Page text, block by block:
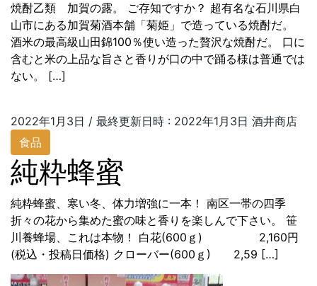
焼酎乙類 加賀の露。 ご存知ですか？ 超有名な石川県白
山市にある加賀菊酒本舗「菊姫」で造っている焼酎だ。
酒米の最高級山田錦100％使い造った贅沢な焼酎だ。 口に
含むと米の上品な旨さと香りが口の中で踊る様は普通では
ない。 […]
2022年1月3日 / 最終更新日時 : 2022年1月3日 酒井商店
食品
純粋蜂蜜
純粋蜂蜜、寒い冬、体力増強に一本！ 南区一帯の四季
折々の花から集めた蜜の味と香りを楽しんで下さい。 笹
川養蜂場、これは本物！ 白花(600ｇ) 2,160円
(税込・投稿日価格) クローバー(600ｇ) 2,59 […]